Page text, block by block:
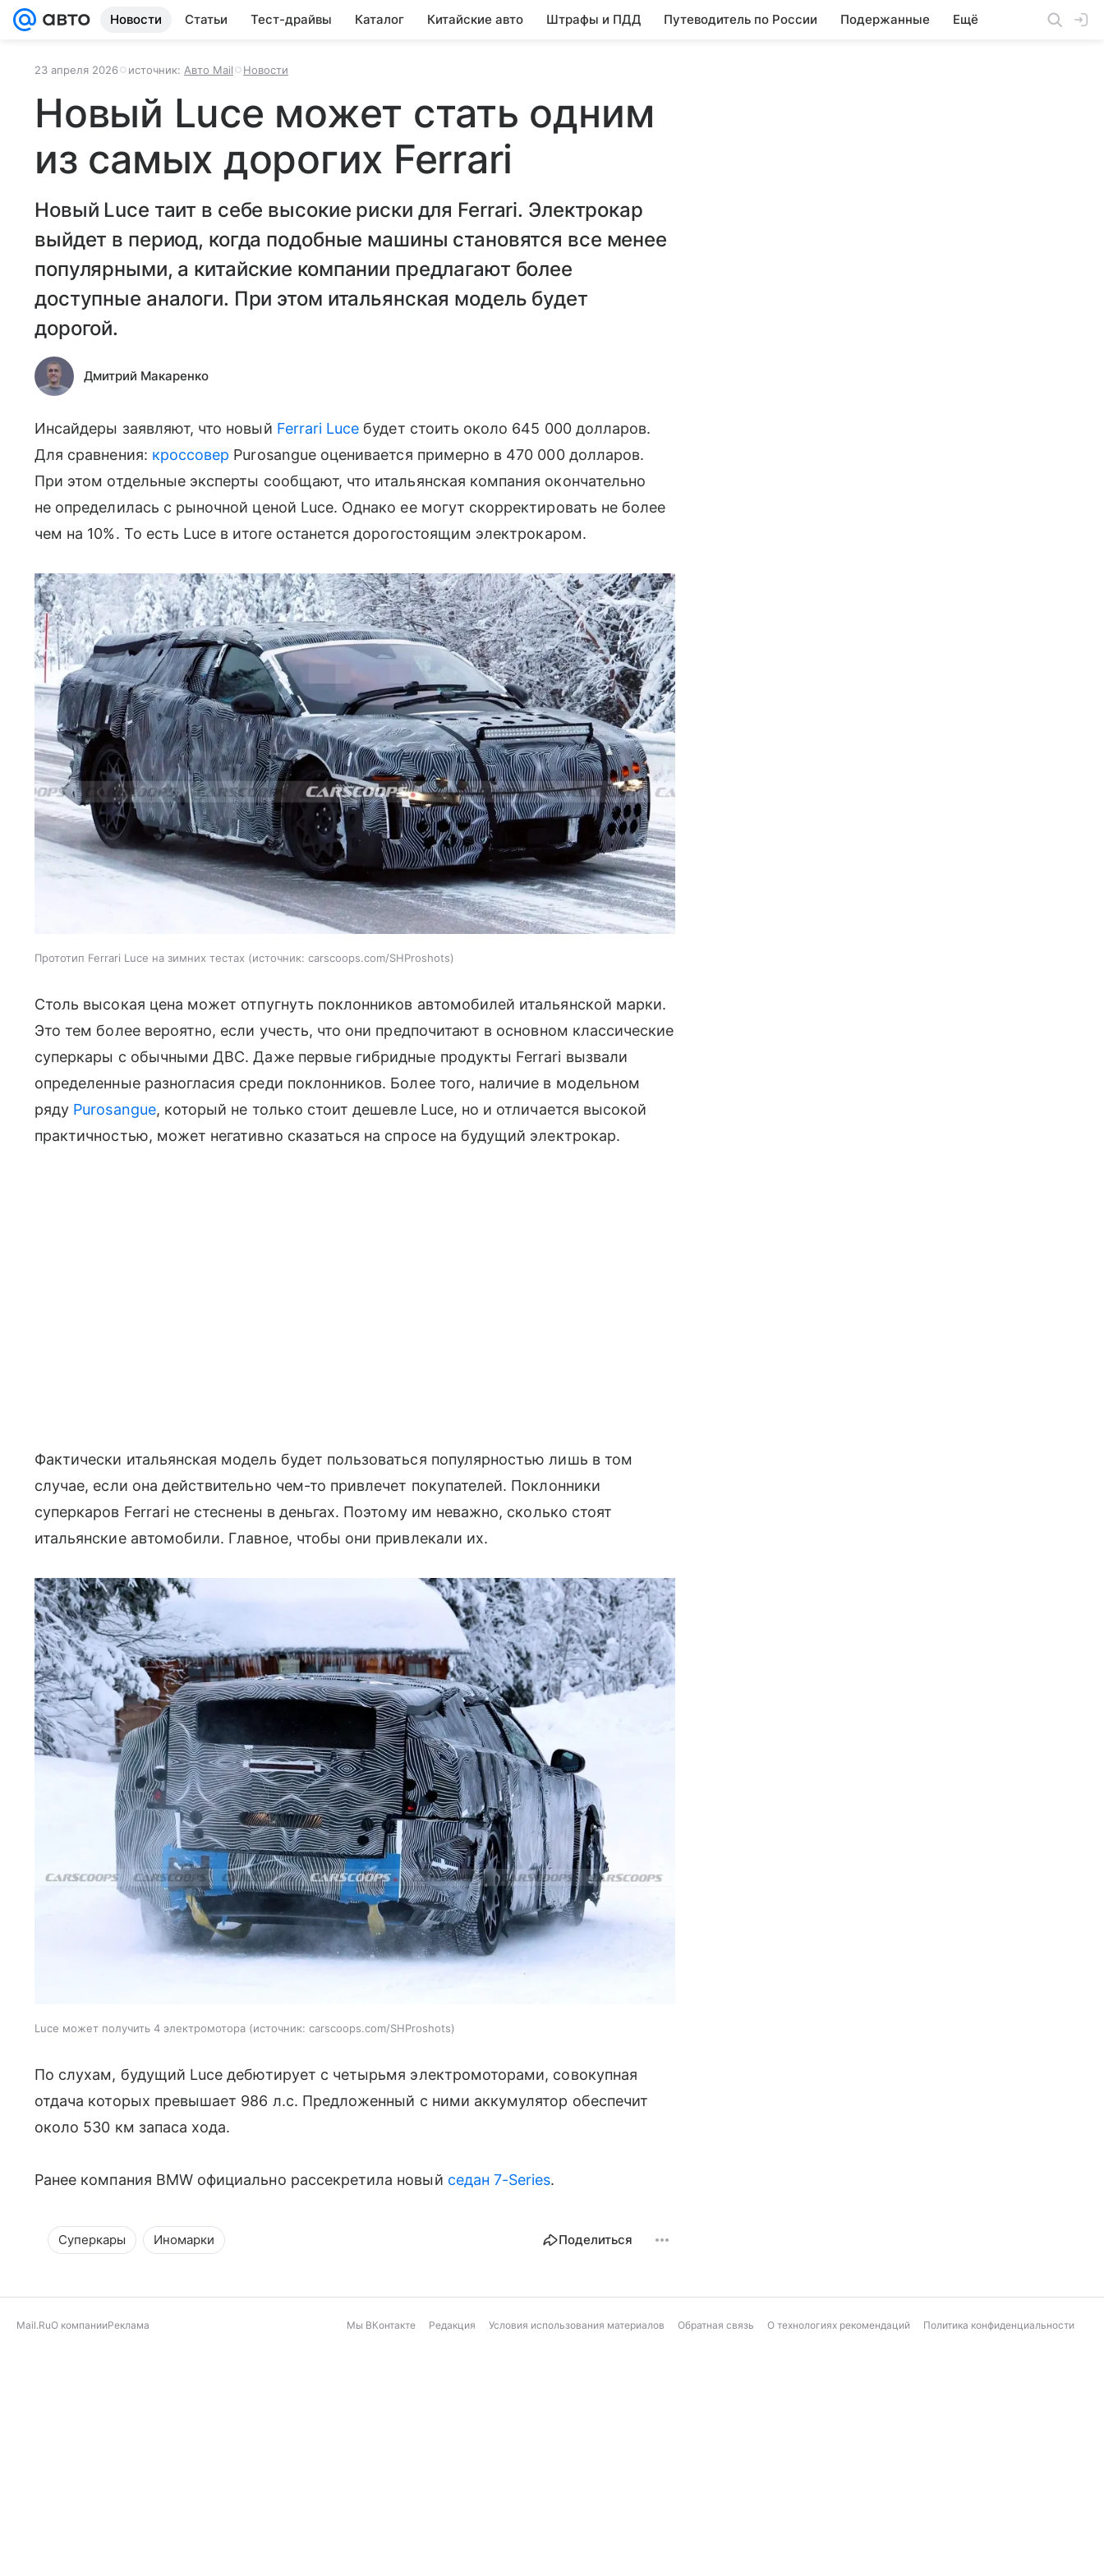
Новости Статьи Тест-драйвы Каталог Китайские авто Штрафы и ПДД Путеводитель по России Подержанные Ещё
23 апреля 2026 источник: Авто Mail Новости
Новый Luce может стать одним
из самых дорогих Ferrari
Новый Luce таит в себе высокие риски для Ferrari. Электрокар
выйдет в период, когда подобные машины становятся все менее
популярными, а китайские компании предлагают более
доступные аналоги. При этом итальянская модель будет
дорогой.
Дмитрий Макаренко
Инсайдеры заявляют, что новый Ferrari Luce будет стоить около 645 000 долларов.
Для сравнения: кроссовер Purosangue оценивается примерно в 470 000 долларов.
При этом отдельные эксперты сообщают, что итальянская компания окончательно
не определилась с рыночной ценой Luce. Однако ее могут скорректировать не более
чем на 10%. То есть Luce в итоге останется дорогостоящим электрокаром.
Прототип Ferrari Luce на зимних тестах источник: carscoops.com/SHProshots
Столь высокая цена может отпугнуть поклонников автомобилей итальянской марки.
Это тем более вероятно, если учесть, что они предпочитают в основном классические
суперкары с обычными ДВС. Даже первые гибридные продукты Ferrari вызвали
определенные разногласия среди поклонников. Более того, наличие в модельном
ряду Purosangue, который не только стоит дешевле Luce, но и отличается высокой
практичностью, может негативно сказаться на спросе на будущий электрокар.
Фактически итальянская модель будет пользоваться популярностью лишь в том
случае, если она действительно чем-то привлечет покупателей. Поклонники
суперкаров Ferrari не стеснены в деньгах. Поэтому им неважно, сколько стоят
итальянские автомобили. Главное, чтобы они привлекали их.
Luce может получить 4 электромотора источник: carscoops.com/SHProshots
По слухам, будущий Luce дебютирует с четырьмя электромоторами, совокупная
отдача которых превышает 986 л.с. Предложенный с ними аккумулятор обеспечит
около 530 км запаса хода.
Ранее компания BMW официально рассекретила новый седан 7-Series.
Суперкары Иномарки Поделиться
Mail.RuО компанииРеклама Мы ВКонтакте Редакция Условия использования материалов Обратная связь О технологиях рекомендаций Политика конфиденциальности